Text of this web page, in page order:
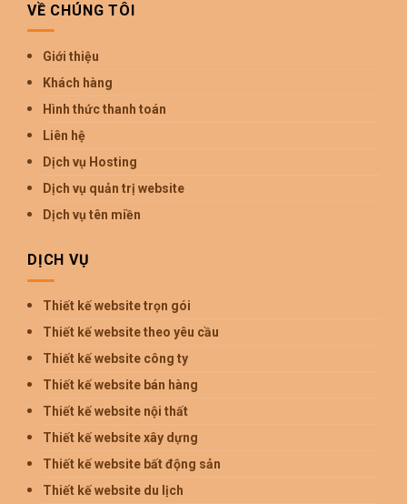
VỀ CHÚNG TÔI
Giới thiệu
Khách hàng
Hình thức thanh toán
Liên hệ
Dịch vụ Hosting
Dịch vụ quản trị website
Dịch vụ tên miền
DỊCH VỤ
Thiết kế website trọn gói
Thiết kế website theo yêu cầu
Thiết kế website công ty
Thiết kế website bán hàng
Thiết kế website nội thất
Thiết kế website xây dựng
Thiết kế website bất động sản
Thiết kế website du lịch